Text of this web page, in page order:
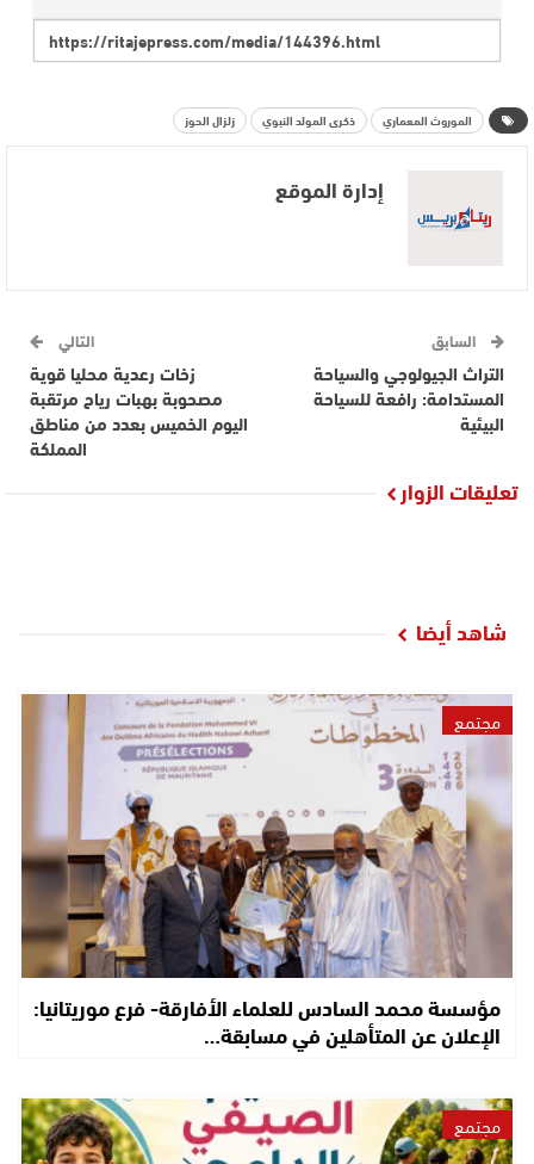
الموروث المعماري ذكرى المولد النبوي زلزال الحوز
إدارة الموقع
السابق
التراث الجيولوجي والسياحة
المستدامة: رافعة للسياحة
البيئية
التالي
زخات رعدية محليا قوية
مصحوبة بهبات رياح مرتقبة
اليوم الخميس بعدد من مناطق
المملكة
تعليقات الزوار
شاهد أيضا
مجتمع
مؤسسة محمد السادس للعلماء الأفارقة- فرع موريتانيا:
الإعلان عن المتأهلين في مسابقة…
مجتمع